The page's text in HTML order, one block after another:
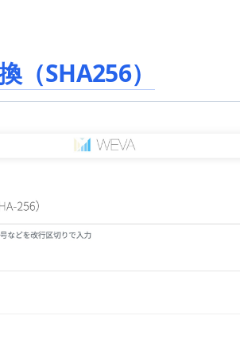
（SHA256）